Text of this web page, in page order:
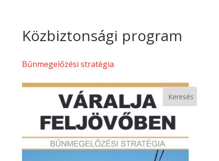
Közbiztonsági program
Bűnmegelőzési stratégia